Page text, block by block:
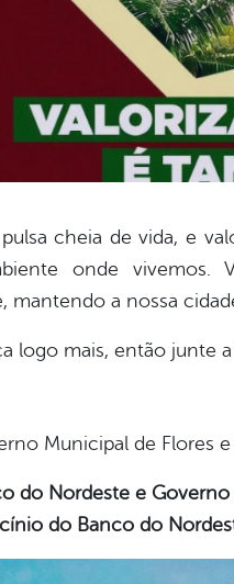
cheia de vida, e
onde vivemos.
mantendo a nossa
logo mais, então junte
Municipal de Flores
do Nordeste e Governo
do Banco do